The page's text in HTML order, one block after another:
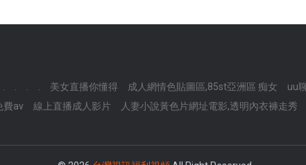
美女直播你懂得 成人網情色貼圖區,85st亞洲區 痴女 uu
費av 線上直播成人影片 人妻小說黃色片網址電影,透明內衣褲走秀